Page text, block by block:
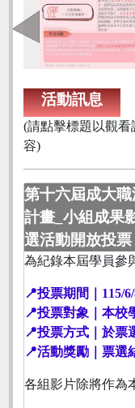
活動訊息
(請點擊標題以觀看
容)
第十六屆成大
計畫_小組成果
選活動開放投票
為紀錄本屆學員參
📍投票期間｜115/6/
📍投票對象｜本校
📍投票方式｜於票
📍活動獎勵｜票選
各組影片除將作為